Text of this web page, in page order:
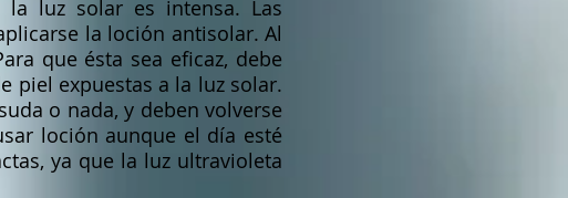
luz solar es intensa. Las
la loción antisolar. Al
que ésta sea eficaz, debe
piel expuestas a la luz solar.
o nada, y deben volverse
loción aunque el día esté
ya que la luz ultravioleta